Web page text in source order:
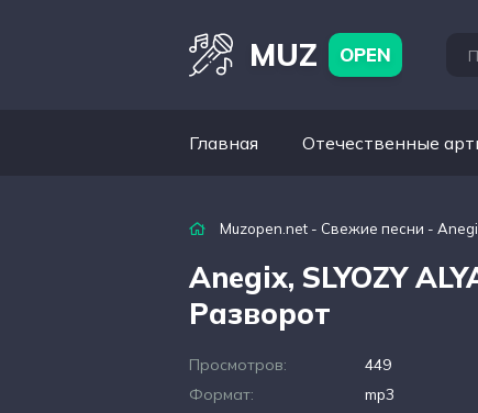
MUZ OPEN
Главная Отечественные
Muzopen.net - Свежие песни -
Anegix, SLYOZY
Разворот
Просмотров:
449
Формат:
mp3